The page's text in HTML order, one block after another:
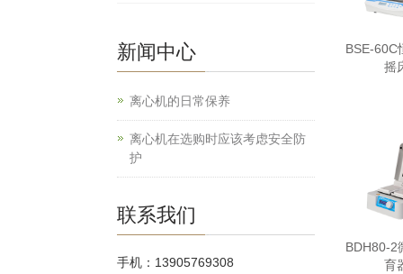
BSE-60C
摇
BDH80-2
育
新闻中心
离心机的日常保养
离心机在选购时应该考虑安全防
护
联系我们
手机：13905769308